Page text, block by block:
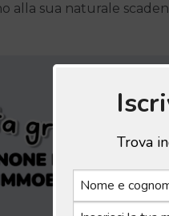
alla sua naturale
Trova